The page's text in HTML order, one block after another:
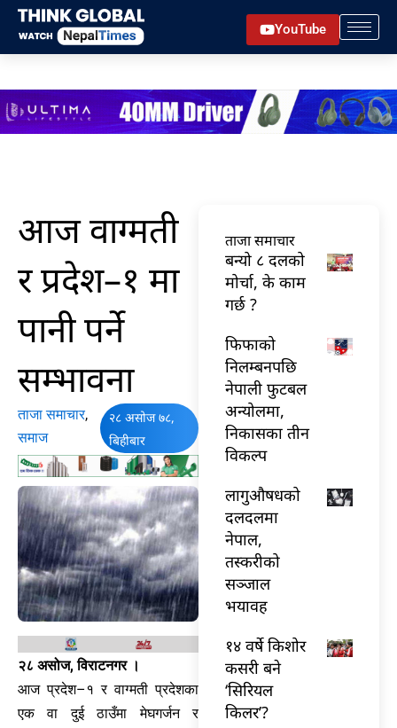
Skip
content
YouTube
आज वाग्मती
र प्रदेश–१ मा
पानी पर्ने
सम्भावना
ताजा समाचार,
समाज
२८ असोज ७८,
बिहीबार
२८ असोज, विराटनगर ।
आज प्रदेश–१ र वाग्मती प्रदेशका
एक वा दुई ठाउँमा मेघगर्जन र
ताजा समाचार
बन्यो ८ दलको
मोर्चा, के काम
गर्छ ?
फिफाको
निलम्बनपछि
नेपाली फुटबल
अन्योलमा,
निकासका तीन
विकल्प
लागुऔषधको
दलदलमा
नेपाल,
तस्करीको
सञ्जाल
भयावह
१४ वर्षे किशोर
कसरी बने
‘सिरियल
किलर’?